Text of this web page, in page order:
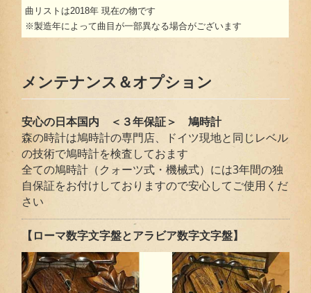
曲リストは2018年 現在の物です
※製造年によって曲目が一部異なる場合がございます
メンテナンス＆オプション
安心の日本国内 ＜３年保証＞ 鳩時計
森の時計は鳩時計の専門店、ドイツ現地と同じレベル
の技術で鳩時計を検査しておます
全ての鳩時計（クォーツ式・機械式）には3年間の独
自保証をお付けしておりますので安心してご使用くだ
さい
【ローマ数字文字盤とアラビア数字文字盤】